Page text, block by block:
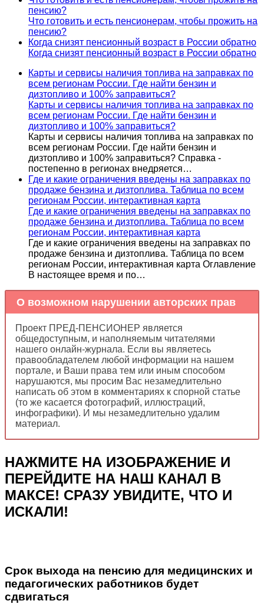
пенсию?
Что готовить и есть пенсионерам, чтобы прожить на
пенсию?
Когда снизят пенсионный возраст в России обратно
Когда снизят пенсионный возраст в России обратно
Карты и сервисы наличия топлива на заправках по
всем регионам России. Где найти бензин и
дизтопливо и 100% заправиться?
Карты и сервисы наличия топлива на заправках по
всем регионам России. Где найти бензин и
дизтопливо и 100% заправиться?
Карты и сервисы наличия топлива на заправках по
всем регионам России. Где найти бензин и
дизтопливо и 100% заправиться? Справка -
постепенно в регионах внедряется…
Где и какие ограничения введены на заправках по
продаже бензина и дизтоплива. Таблица по всем
регионам России, интерактивная карта
Где и какие ограничения введены на заправках по
продаже бензина и дизтоплива. Таблица по всем
регионам России, интерактивная карта
Где и какие ограничения введены на заправках по
продаже бензина и дизтоплива. Таблица по всем
регионам России, интерактивная карта Оглавление
В настоящее время и по…
О возможном нарушении авторских прав
Проект ПРЕД-ПЕНСИОНЕР является
общедоступным, и наполняемым читателями
нашего онлайн-журнала. Если вы являетесь
правообладателем любой информации на нашем
портале, и Ваши права тем или иным способом
нарушаются, мы просим Вас незамедлительно
написать об этом в комментариях к спорной статье
(то же касается фотографий, иллюстраций,
инфографики). И мы незамедлительно удалим
материал.
НАЖМИТЕ НА ИЗОБРАЖЕНИЕ И
ПЕРЕЙДИТЕ НА НАШ КАНАЛ В
МАКСЕ! СРАЗУ УВИДИТЕ, ЧТО И
ИСКАЛИ!
Срок выхода на пенсию для медицинских и
педагогических работников будет
сдвигаться